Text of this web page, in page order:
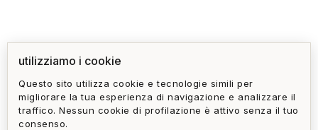
utilizziamo i cookie
Questo sito utilizza cookie e tecnologie simili per
migliorare la tua esperienza di navigazione e analizzare il
traffico. Nessun cookie di profilazione è attivo senza il tuo
consenso.